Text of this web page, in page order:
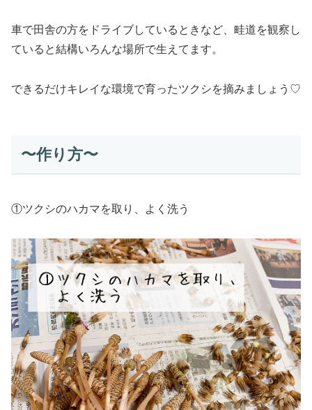
車で田舎の方をドライブしているときなど、畦道を観察し
ていると結構いろんな場所で生えてます。
できるだけキレイな環境で育ったツクシを摘みましょう♡
〜作り方〜
①ツクシのハカマを取り、よく洗う